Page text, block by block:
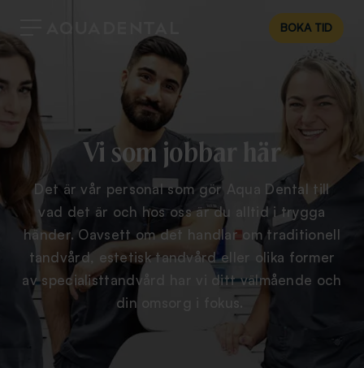
BOKA TID
Vi som jobbar här
Det är vår personal som gör Aqua Dental till
vad det är och hos oss är du alltid i trygga
händer. Oavsett om det handlar om traditionell
tandvård, estetisk tandvård eller olika former
av specialisttandvård har vi ditt välmående och
din omsorg i fokus.